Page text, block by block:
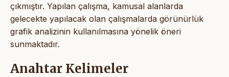
çıkmıştır. Yapılan çalışma, kamusal alanlarda
gelecekte yapılacak olan çalışmalarda görünürlük
grafik analizinin kullanılmasına yönelik öneri
sunmaktadır.
Anahtar Kelimeler